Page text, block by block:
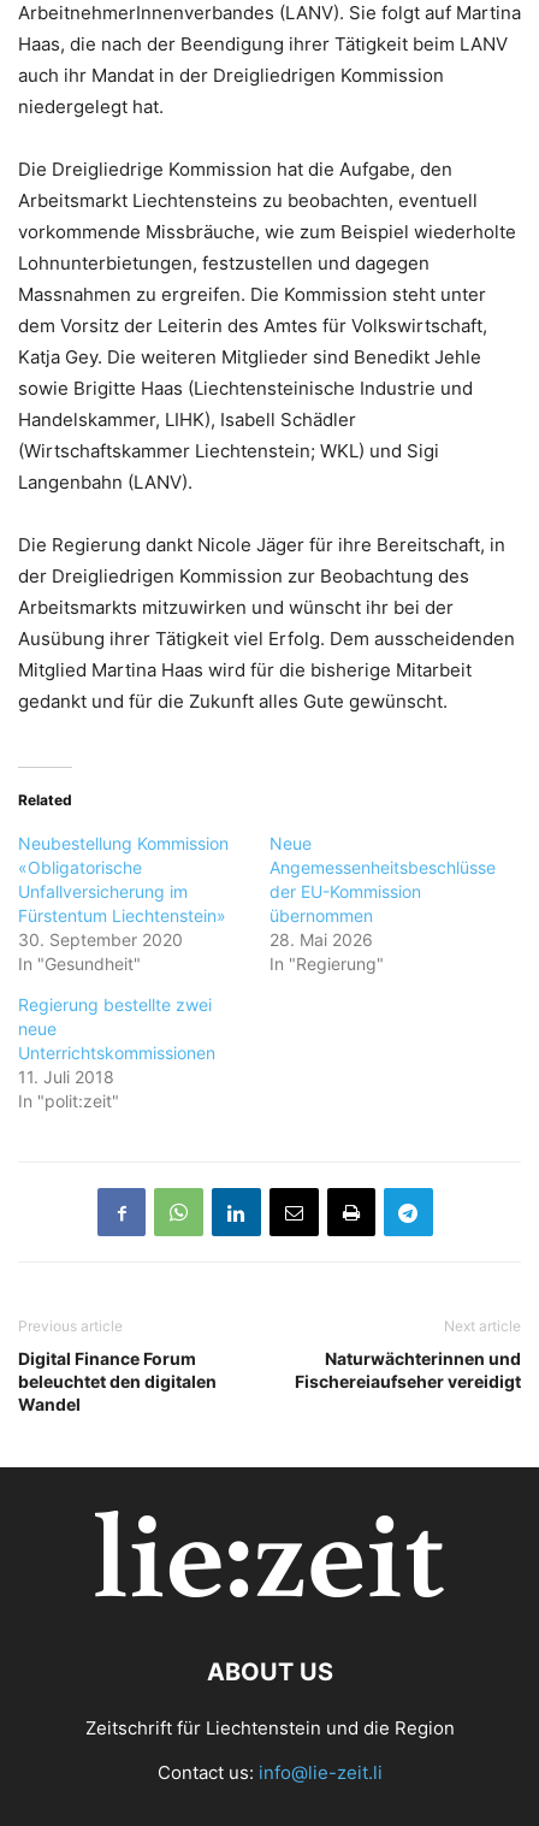
ArbeitnehmerInnenverbandes (LANV). Sie folgt auf Martina
Haas, die nach der Beendigung ihrer Tätigkeit beim LANV
auch ihr Mandat in der Dreigliedrigen Kommission
niedergelegt hat.
Die Dreigliedrige Kommission hat die Aufgabe, den
Arbeitsmarkt Liechtensteins zu beobachten, eventuell
vorkommende Missbräuche, wie zum Beispiel wiederholte
Lohnunterbietungen, festzustellen und dagegen
Massnahmen zu ergreifen. Die Kommission steht unter
dem Vorsitz der Leiterin des Amtes für Volkswirtschaft,
Katja Gey. Die weiteren Mitglieder sind Benedikt Jehle
sowie Brigitte Haas (Liechtensteinische Industrie und
Handelskammer, LIHK), Isabell Schädler
(Wirtschaftskammer Liechtenstein; WKL) und Sigi
Langenbahn (LANV).
Die Regierung dankt Nicole Jäger für ihre Bereitschaft, in
der Dreigliedrigen Kommission zur Beobachtung des
Arbeitsmarkts mitzuwirken und wünscht ihr bei der
Ausübung ihrer Tätigkeit viel Erfolg. Dem ausscheidenden
Mitglied Martina Haas wird für die bisherige Mitarbeit
gedankt und für die Zukunft alles Gute gewünscht.
Related
Neubestellung Kommission
«Obligatorische
Unfallversicherung im
Fürstentum Liechtenstein»
30. September 2020
In "Gesundheit"
Neue
Angemessenheitsbeschlüsse
der EU-Kommission
übernommen
28. Mai 2026
In "Regierung"
Regierung bestellte zwei
neue
Unterrichtskommissionen
11. Juli 2018
In "polit:zeit"
Previous article
Digital Finance Forum
beleuchtet den digitalen
Wandel
Next article
Naturwächterinnen und
Fischereiaufseher vereidigt
ABOUT US
Zeitschrift für Liechtenstein und die Region
Contact us: info@lie-zeit.li